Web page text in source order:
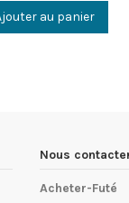
au panier
Nous
Acheter-Futé